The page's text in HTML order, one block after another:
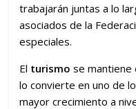
trabajarán juntas a lo
asociados de la
especiales.
El turismo se mantiene
lo convierte en uno de
mayor crecimiento a